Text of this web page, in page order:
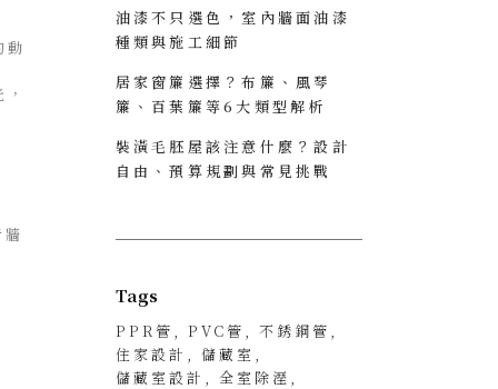
動
油漆不只選色，室內牆面油漆
種類與施工細節
居家窗簾選擇？布簾、風琴
簾、百葉簾等6大類型解析
裝潢毛胚屋該注意什麼？設計
自由、預算規劃與常見挑戰
Tags
PPR管 PVC管
不銹鋼管
住家設計
儲藏室
儲藏室設計
全室除溼